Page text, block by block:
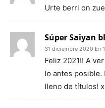
Urte berri on
Súper Saiyan
31 diciembre 2020 En
Feliz 2021!! A
lo antes posible.
lleno de títulos!